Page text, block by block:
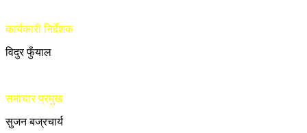
कार्यकारी निर्देशक
विदुर फुँयाल
समाचार प्रमुख
सुजन बज्रचार्य